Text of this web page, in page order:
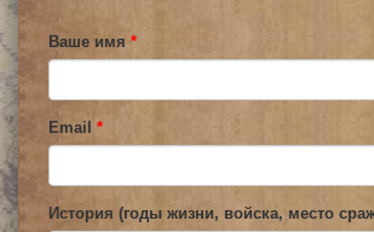
Ваше имя *
Email *
История (годы жизни, войска, место